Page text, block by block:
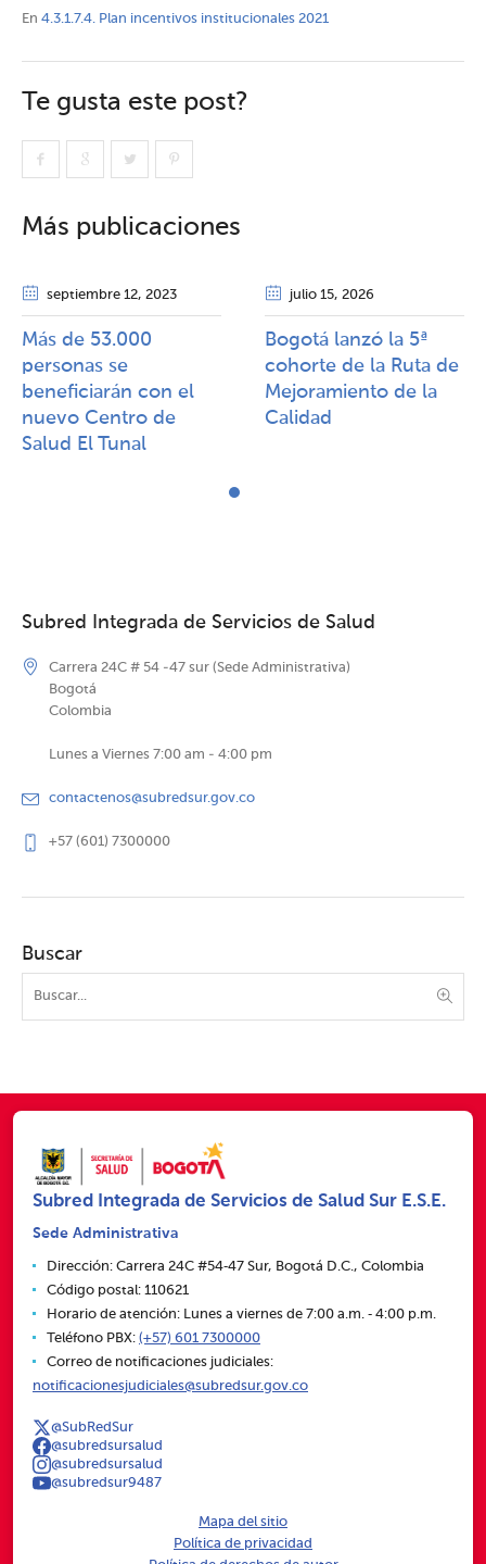
En 4.3.1.7.4. Plan incentivos institucionales 2021
Te gusta este post?
Más publicaciones
septiembre 12, 2023
Más de 53.000
personas se
beneficiarán con el
nuevo Centro de
Salud El Tunal
julio 15, 2026
Bogotá lanzó la 5ª
cohorte de la Ruta de
Mejoramiento de la
Calidad​​
Subred Integrada de Servicios de Salud
Carrera 24C # 54 -47 sur (Sede Administrativa)
Bogotá
Colombia
Lunes a Viernes 7:00 am - 4:00 pm
contactenos@subredsur.gov.co
+57 (601) 7300000
Buscar
Subred Integrada de Servicios de Salud Sur E.S.E.
Sede Administrativa
Dirección: Carrera 24C #54‑47 Sur, Bogotá D.C., Colombia
Código postal: 110621
Horario de atención: Lunes a viernes de 7:00 a.m. ‑ 4:00 p.m.
Teléfono PBX: (+57) 601 7300000
Correo de notificaciones judiciales:
notificacionesjudiciales@subredsur.gov.co
@SubRedSur
@subredsursalud
@subredsursalud
@subredsur9487
Mapa del sitio
Política de privacidad